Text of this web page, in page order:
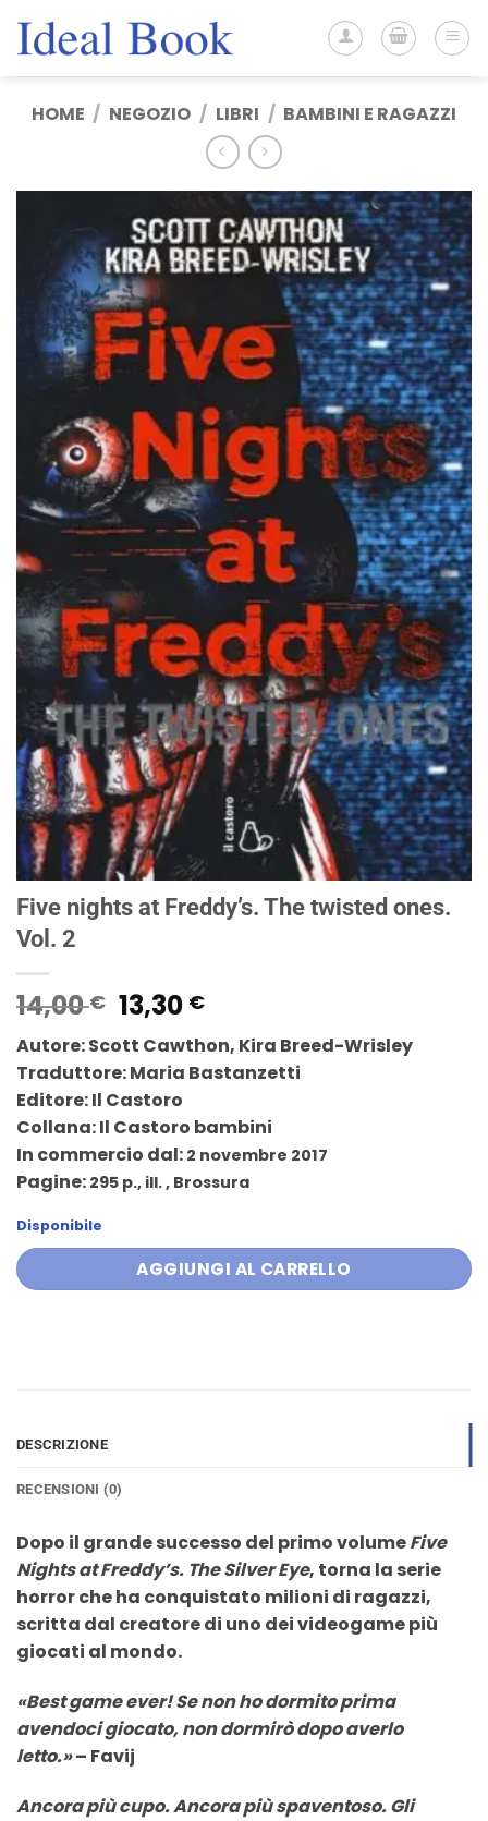
HOME / NEGOZIO / LIBRI / BAMBINI E RAGAZZI
Five nights at Freddy’s. The twisted ones.
Vol. 2
14,00€ Il
prezzo
originale
era:
14,00 €.
13,30 €Il
prezzo
attuale
è:
Autore:Scott Cawthon, Kira Breed-Wrisley
Traduttore:Maria Bastanzetti
Editore:Il Castoro
Collana:Il Castoro bambini
In commercio dal: 2 novembre 2017
Pagine: 295 p., ill. , Brossura
Disponibile
AGGIUNGI AL CARRELLO
DESCRIZIONE
RECENSIONI (0)
Dopo il grande successo del primo volumeFive
Nights at Freddy’s. The Silver Eye, torna la serie
horror che ha conquistato milioni di ragazzi,
scritta dal creatore di uno dei videogame più
giocati al mondo.
«Best game ever! Se non ho dormito prima
avendoci giocato, non dormirò dopo averlo
letto.»– Favij
Ancora più cupo. Ancora più spaventoso. Gli